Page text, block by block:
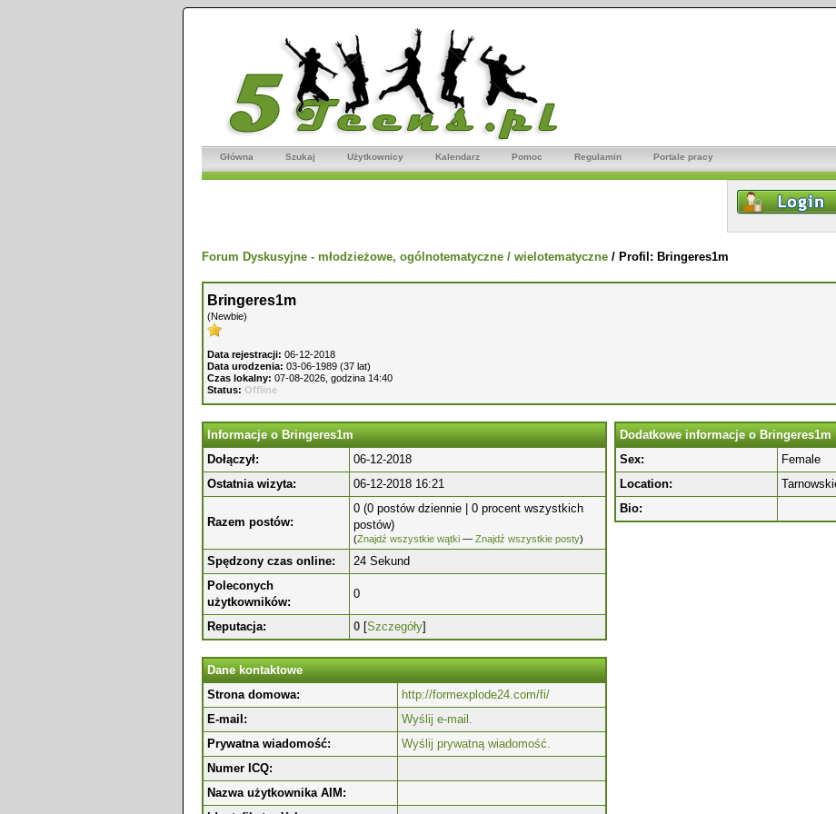
Główna Szukaj Użytkownicy Kalendarz Pomoc Regulamin Portale pracy
Forum Dyskusyjne - młodzieżowe, ogólnotematyczne / wielotematyczne / Profil: Bringeres1m
Bringeres1m
(Newbie)
Data rejestracji: 06-12-2018
Data urodzenia: 03-06-1989 (37 lat)
Czas lokalny: 07-08-2026, godzina 14:40
Status: Offline
Informacje o Bringeres1m
Dołączył:
06-12-2018
Ostatnia wizyta:
06-12-2018 16:21
Razem postów:
0 (0 postów dziennie | 0 procent wszystkich
postów)
(Znajdź wszystkie wątki — Znajdź wszystkie posty)
Spędzony czas online:
24 Sekund
Poleconych
użytkowników:
0
Reputacja: 0 [Szczegóły]
Dane kontaktowe
Strona domowa:
http://formexplode24.com/fi/
E-mail:
Wyślij e-mail.
Prywatna wiadomość:
Wyślij prywatną wiadomość.
Numer ICQ:
Nazwa użytkownika AIM:
Dodatkowe informacje o Bringeres1m
Sex:
Female
Location:
Bio: